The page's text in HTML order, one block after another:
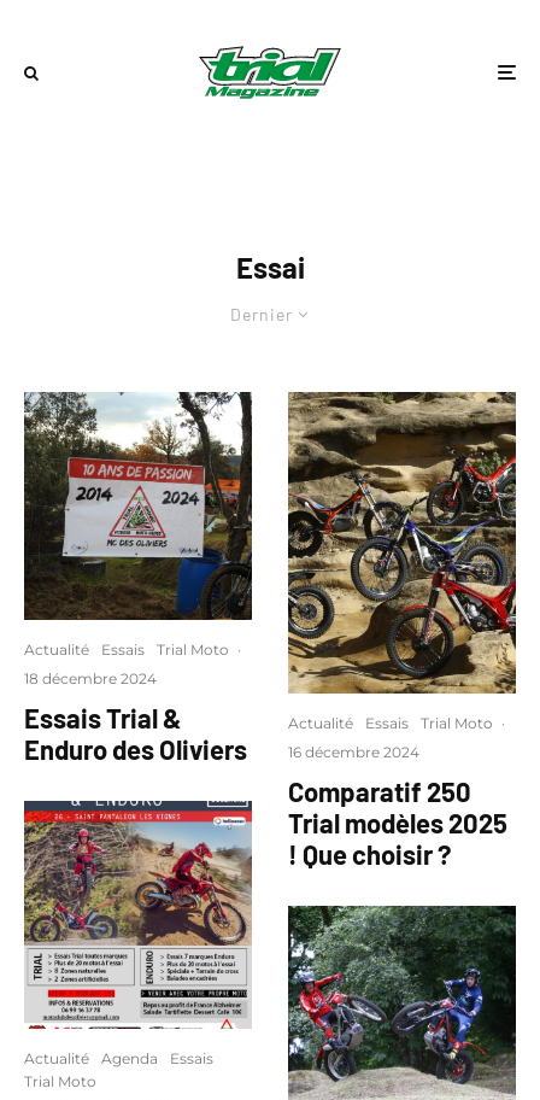
Essai
Dernier
Actualité Essais Trial Moto ·
18 décembre 2024
Essais Trial &
Enduro des Oliviers
Actualité Agenda
Essais
Trial Moto
Actualité Essais Trial Moto ·
16 décembre 2024
Comparatif 250
Trial modèles 2025
! Que choisir ?